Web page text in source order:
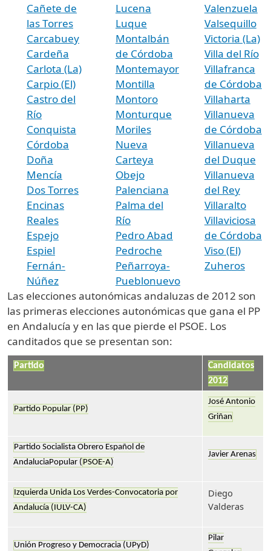
Cañete de
las Torres
Carcabuey
Cardeña
Carlota (La)
Carpio (El)
Castro del
Río
Conquista
Córdoba
Doña
Mencía
Dos Torres
Encinas
Reales
Espejo
Espiel
Fernán-
Núñez
Lucena
Luque
Montalbán
de Córdoba
Montemayor
Montilla
Montoro
Monturque
Moriles
Nueva
Carteya
Obejo
Palenciana
Palma del
Río
Pedro Abad
Pedroche
Peñarroya-
Pueblonuevo
Valenzuela
Valsequillo
Victoria (La)
Villa del Río
Villafranca
de Córdoba
Villaharta
Villanueva
de Córdoba
Villanueva
del Duque
Villanueva
del Rey
Villaralto
Villaviciosa
de Córdoba
Viso (El)
Zuheros
Las elecciones autonómicas andaluzas de 2012 son
las primeras elecciones autonómicas que gana el PP
en Andalucía y en las que pierde el PSOE. Los
canditados que se presentan son:
Partido
Candidatos
2012
Partido Popular (PP)
José Antonio
Griñan
Partido Socialista Obrero Español de
AndaluciaPopular ( PSOE-A)
Javier Arenas
Izquierda Unida Los Verdes-Convocatoria por
Andalucía (IULV-CA)
Diego
Valderas
Unión Progreso y Democracia (UPyD)
Pilar